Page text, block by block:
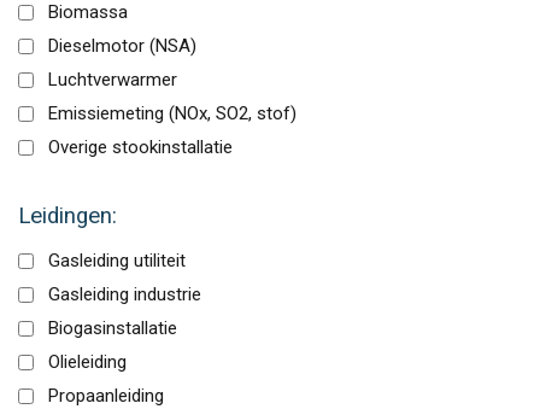
Biomassa
Dieselmotor (NSA)
Luchtverwarmer
Emissiemeting (NOx, SO2, stof)
Overige stookinstallatie
Leidingen:
Gasleiding utiliteit
Gasleiding industrie
Biogasinstallatie
Olieleiding
Propaanleiding